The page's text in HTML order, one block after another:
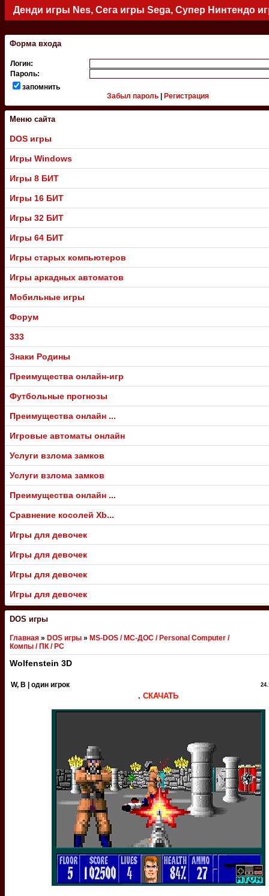
Денди игры Nes, Сега игры Sega, Супер Нинтендо
.
Форма входа
Логин:
Пароль:
запомнить
Забыл пароль
Регистрация
Меню сайта
DOS игры
Игры Windows
Игры 8 БИТ
Игры 16 БИТ
Игры 32 БИТ
Игры 64 БИТ
Игры старых компьютеров
Игры аркадных автоматов
Мобильные игры
Форум
333
Знаки Родины
Преимущества онлайн-игр
Футбольные прогнозы
Преимущества онлайн ...
Игровые автоматы онлайн
Услуги взлома замков
Услуги взлома замков
Преимущества онлайн ...
Сравнение косолей Xb...
Игры для девочек
Игры для девочек
Игры для девочек
Игры для девочек
DOS игры
Главная » DOS игры » MS-DOS / МС-ДОС / Personal Computer /
Компы / ПК / PC
Wolfenstein 3D
W, В | один игрок
. СКАЧАТЬ